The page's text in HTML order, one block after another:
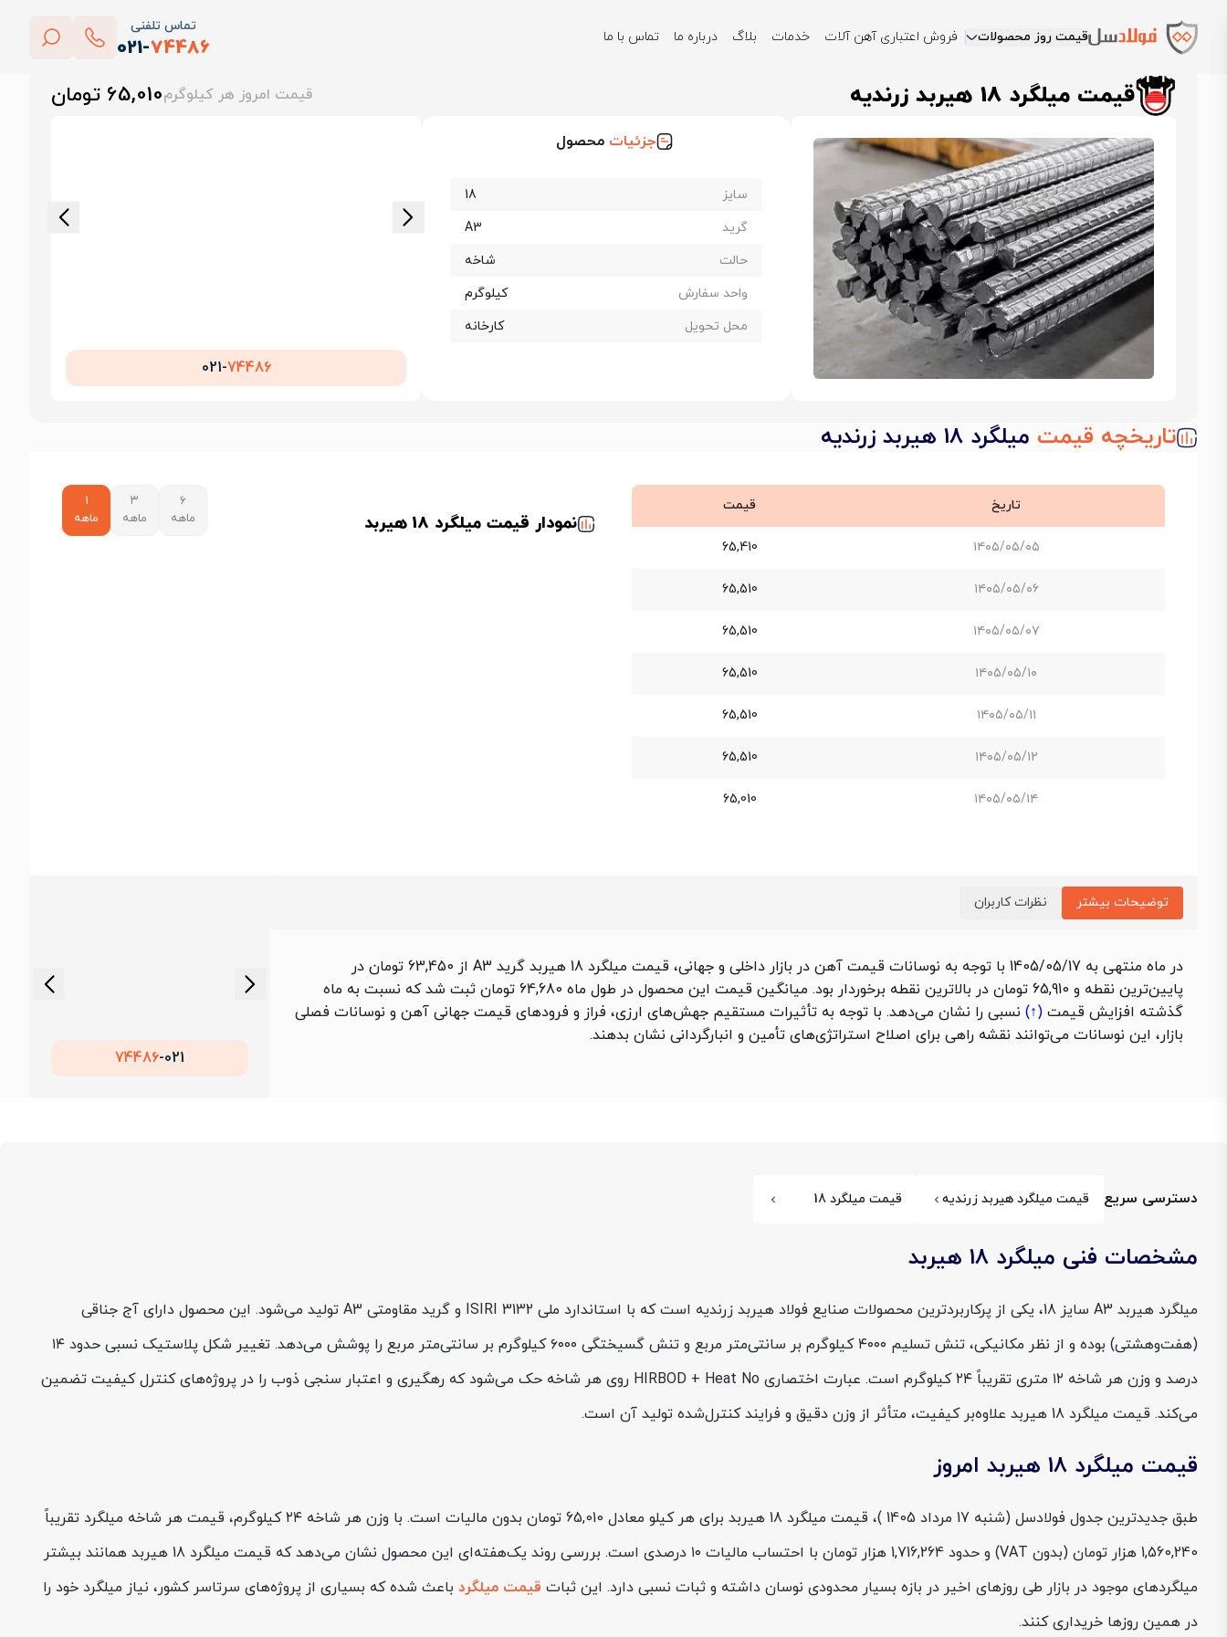
قیمت روز محصولات فروش اعتباری آهن آلات خدمات بلاگ درباره ما تماس با ما
تماس تلفنی
021-74486 فولادسل
قیمت میلگرد 18 هیربد زرندیه قیمت امروز هر کیلوگرم65,010 تومان
جزئیات محصول
سایز
18
گرید
A3
حالت
شاخه
واحد سفارش
کیلوگرم
محل تحویل
کارخانه
021-74486
تاریخچه قیمت میلگرد 18 هیربد زرندیه
تاریخ قیمت
۱۴۰۵/۰۵/۰۵ 65,410
۱۴۰۵/۰۵/۰۶ 65,510
۱۴۰۵/۰۵/۰۷ 65,510
۱۴۰۵/۰۵/۱۰ 65,510
۱۴۰۵/۰۵/۱۱ 65,510
۱۴۰۵/۰۵/۱۲ 65,510
۱۴۰۵/۰۵/۱۴ 65,010
نمودار قیمت میلگرد 18 هیربد
۶
ماهه
۳
ماهه
۱
ماهه
توضیحات بیشتر نظرات کاربران
در ماه منتهی به 1405/05/17 با توجه به نوسانات قیمت آهن در بازار داخلی و جهانی، قیمت میلگرد 18 هیربد گرید A3 از 63,450 تومان در
پایین‌ترین نقطه و 65,910 تومان در بالاترین نقطه برخوردار بود. میانگین قیمت این محصول در طول ماه 64,680 تومان ثبت شد که نسبت به ماه
گذشته افزایش قیمت (↑) نسبی را نشان می‌دهد. با توجه به تأثیرات مستقیم جهش‌های ارزی، فراز و فرودهای قیمت جهانی آهن و نوسانات فصلی
بازار، این نوسانات می‌توانند نقشه راهی برای اصلاح استراتژی‌های تأمین و انبارگردانی نشان بدهند.
021-
74486
دسترسی سریع قیمت میلگرد هیربد زرندیه قیمت میلگرد 18
مشخصات فنی میلگرد 18 هیربد
میلگرد هیربد A3 سایز 18، یکی از پرکاربردترین محصولات صنایع فولاد هیربد زرندیه است که با استاندارد ملی ISIRI 3132 و گرید مقاومتی A3 تولید می‌شود. این محصول دارای آج جناقی
(هفت‌و‌هشتی) بوده و از نظر مکانیکی، تنش تسلیم ۴۰۰۰ کیلوگرم بر سانتی‌متر مربع و تنش گسیختگی ۶۰۰۰ کیلوگرم بر سانتی‌متر مربع را پوشش می‌دهد. تغییر شکل پلاستیک نسبی حدود ۱۴
درصد و وزن هر شاخه ۱۲ متری تقریباً ۲۴ کیلوگرم است. عبارت اختصاری HIRBOD + Heat No روی هر شاخه حک می‌شود که رهگیری و اعتبار سنجی ذوب را در پروژه‌های کنترل کیفیت تضمین
می‌کند. قیمت میلگرد 18 هیربد علاوه‌بر کیفیت، متأثر از وزن دقیق و فرایند کنترل‌شده تولید آن است.
قیمت میلگرد 18 هیربد امروز
طبق جدیدترین جدول فولادسل (شنبه 17 مرداد 1405 )، قیمت میلگرد 18 هیربد برای هر کیلو معادل 65,010 تومان بدون مالیات است. با وزن هر شاخه ۲۴ کیلوگرم، قیمت هر شاخه میلگرد تقریباً
1,560,240 هزار تومان (بدون VAT) و حدود 1,716,264 هزار تومان با احتساب مالیات ۱۰ درصدی است. بررسی روند یک‌هفته‌ای این محصول نشان می‌دهد که قیمت میلگرد 18 هیربد همانند بیشتر
میلگردهای موجود در بازار طی روزهای اخیر در بازه بسیار محدودی نوسان داشته و ثبات نسبی دارد. این ثبات قیمت میلگرد باعث شده که بسیاری از پروژه‌های سرتاسر کشور، نیاز میلگرد خود را
در همین روزها خریداری کنند.